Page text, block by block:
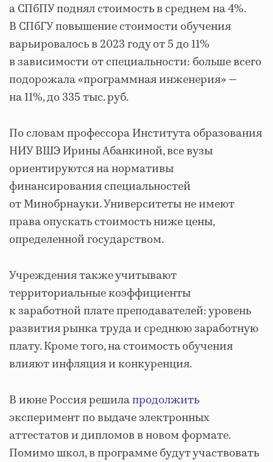
а СПбПУ поднял стоимость в среднем на 4%.
В СПбГУ повышение стоимости обучения
варьировалось в 2023 году от 5 до 11%
в зависимости от специальности: больше всего
подорожала «программная инженерия» —
на 11%, до 335 тыс. руб.
По словам профессора Института образования
НИУ ВШЭ Ирины Абанкиной, все вузы
ориентируются на нормативы
финансирования специальностей
от Минобрнауки. Университеты не имеют
права опускать стоимость ниже цены,
определенной государством.
Учреждения также учитывают
территориальные коэффициенты
к заработной плате преподавателей: уровень
развития рынка труда и среднюю заработную
плату. Кроме того, на стоимость обучения
влияют инфляция и конкуренция.
В июне Россия решилапродолжить
эксперимент по выдаче электронных
аттестатов и дипломов в новом формате.
Помимо школ, в программе будут участвовать